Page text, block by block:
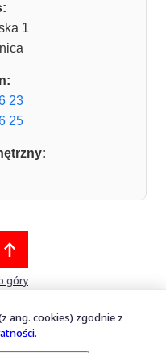
1
23
25
góry
ang. cookies) zgodnie z
.